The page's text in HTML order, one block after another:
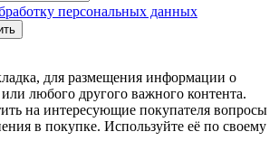
персональных данных
для размещения информации о
или любого другого важного контента.
на интересующие покупателя вопросы
в покупке. Используйте её по своему